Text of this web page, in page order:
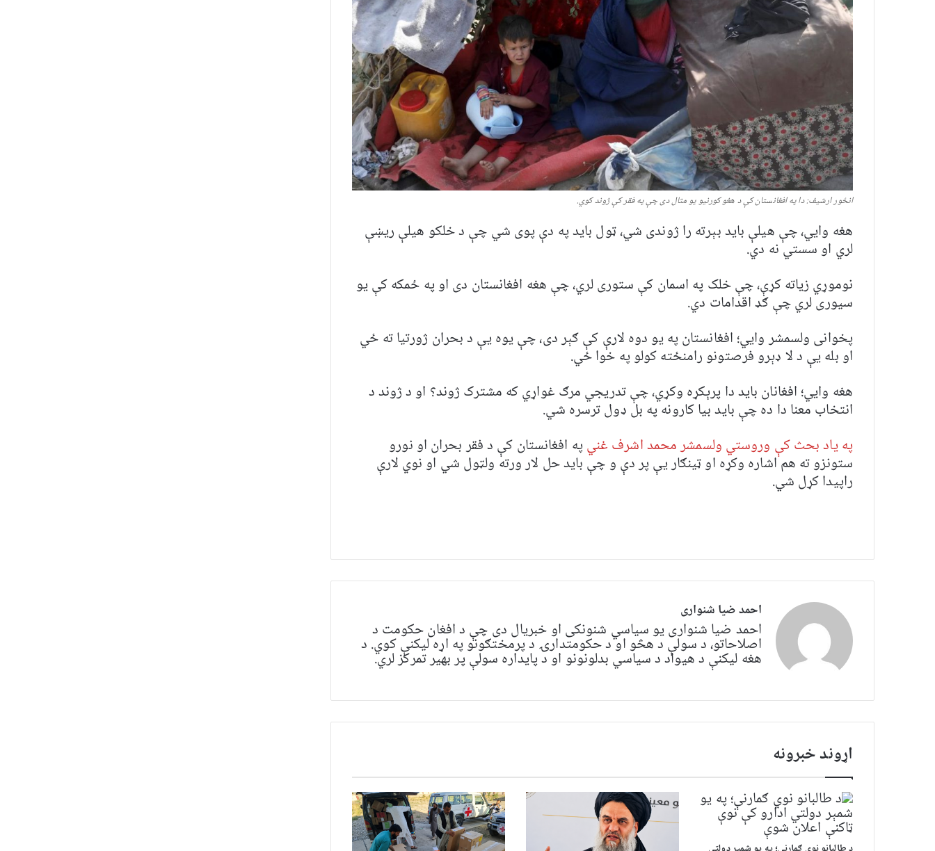
انځور ارشیف: دا په افغانستان کې د هغو کورنیو یو مثال دی چې په فقر کې ژوند کوي.
هغه وايي، چې هیلې باید بېرته را ژوندی شي، ټول باید په دې پوی شي چې د خلکو هیلې ریښې
لري او سستي نه دي.
نوموړي زیاته کړې، چې خلک په اسمان کې ستوری لري، چې هغه افغانستان دی او په ځمکه کې یو
سیوری لري چې ګډ اقدامات دي.
پخوانی ولسمشر وايي؛ افغانستان په یو دوه لارې کې ګېر دی، چې یوه یې د بحران ژورتیا ته ځي
او بله یې د لا ډېرو فرصتونو رامنځته کولو په خوا ځي.
هغه وايي؛ افغانان باید دا پرېکړه وکړي، چې تدریجي مرګ غواړي که مشترک ژوند؟ او د ژوند د
انتخاب معنا دا ده چې باید بیا کارونه په بل ډول ترسره شي.
په یاد بحث کې وروستي ولسمشر محمد اشرف غنيپه افغانستان کې د فقر بحران او نورو
ستونزو ته هم اشاره وکړه او ټینګار یې پر دې و چې باید حل لار ورته ولټول شي او نوي لارې
راپیدا کړل شي.
احمد ضیا شنواری
احمد ضیا شنواری یو سياسي شنونکی او خبریال دی چې د افغان حکومت د
اصلاحاتو، د سولې د هڅو او د حکومتدارۍ د پرمختګونو په اړه لیکنې کوي. د
هغه لیکنې د هیواد د سیاسي بدلونونو او د پایداره سولې پر بهیر تمرکز لري.
اړوند خبرونه